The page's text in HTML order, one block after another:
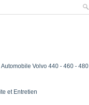
Volvo 440 - 460 - 480
et Entretien